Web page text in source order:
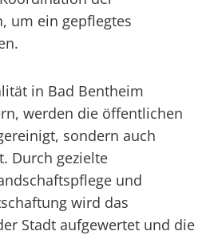
um ein gepflegtes
in Bad Bentheim
werden die öffentlichen
sondern auch
Durch gezielte
und
wird das
Stadt aufgewertet und die